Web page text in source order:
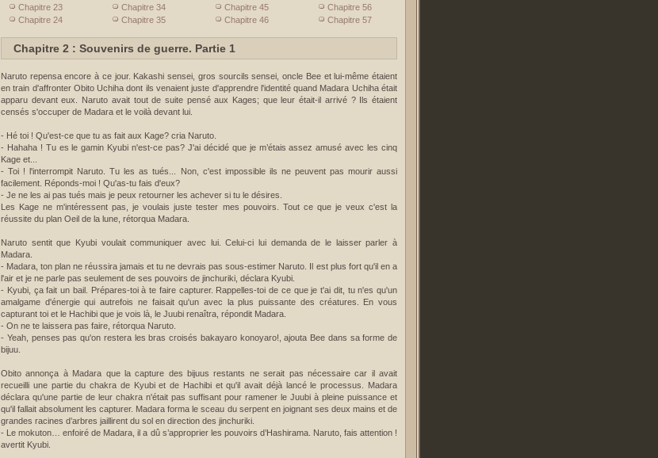
Chapitre 23
Chapitre 24
Chapitre 34
Chapitre 35
Chapitre 45
Chapitre 46
Chapitre 56
Chapitre 57
Chapitre 2 : Souvenirs de guerre. Partie 1
Naruto repensa encore à ce jour. Kakashi sensei, gros sourcils sensei, oncle Bee et lui-même étaient
en train d'affronter Obito Uchiha dont ils venaient juste d'apprendre l'identité quand Madara Uchiha était
apparu devant eux. Naruto avait tout de suite pensé aux Kages; que leur était-il arrivé ? Ils étaient
censés s'occuper de Madara et le voilà devant lui.
- Hé toi ! Qu'est-ce que tu as fait aux Kage? cria Naruto.
- Hahaha ! Tu es le gamin Kyubi n'est-ce pas? J'ai décidé que je m’étais assez amusé avec les cinq
Kage et...
- Toi ! l'interrompit Naruto. Tu les as tués... Non, c'est impossible ils ne peuvent pas mourir aussi
facilement. Réponds-moi ! Qu'as-tu fais d'eux?
- Je ne les ai pas tués mais je peux retourner les achever si tu le désires.
Les Kage ne m'intéressent pas, je voulais juste tester mes pouvoirs. Tout ce que je veux c'est la
réussite du plan Oeil de la lune, rétorqua Madara.
Naruto sentit que Kyubi voulait communiquer avec lui. Celui-ci lui demanda de le laisser parler à
Madara.
- Madara, ton plan ne réussira jamais et tu ne devrais pas sous-estimer Naruto. Il est plus fort qu'il en a
l'air et je ne parle pas seulement de ses pouvoirs de jinchuriki, déclara Kyubi.
- Kyubi, ça fait un bail. Prépares-toi à te faire capturer. Rappelles-toi de ce que je t'ai dit, tu n'es qu'un
amalgame d'énergie qui autrefois ne faisait qu'un avec la plus puissante des créatures. En vous
capturant toi et le Hachibi que je vois là, le Juubi renaîtra, répondit Madara.
- On ne te laissera pas faire, rétorqua Naruto.
- Yeah, penses pas qu'on restera les bras croisés bakayaro konoyaro!, ajouta Bee dans sa forme de
bijuu.
Obito annonça à Madara que la capture des bijuus restants ne serait pas nécessaire car il avait
recueilli une partie du chakra de Kyubi et de Hachibi et qu'il avait déjà lancé le processus. Madara
déclara qu'une partie de leur chakra n'était pas suffisant pour ramener le Juubi à pleine puissance et
qu'il fallait absolument les capturer. Madara forma le sceau du serpent en joignant ses deux mains et de
grandes racines d’arbres jaillirent du sol en direction des jinchuriki.
- Le mokuton… enfoiré de Madara, il a dû s’approprier les pouvoirs d’Hashirama. Naruto, fais attention !
avertit Kyubi.